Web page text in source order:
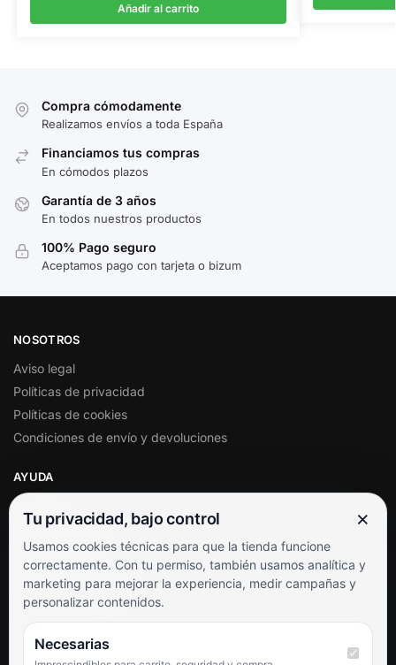
Añadir al carrito
Compra cómodamente
Realizamos envíos a toda España
Financiamos tus compras
En cómodos plazos
Garantía de 3 años
En todos nuestros productos
100% Pago seguro
Aceptamos pago con tarjeta o bizum
NOSOTROS
Aviso legal
Políticas de privacidad
Políticas de cookies
Condiciones de envío y devoluciones
AYUDA
Soporte al cliente
Contacto
Términos y condiciones
Preguntas frecuentes
SÍGUENOS
Tu privacidad, bajo control ×
Usamos cookies técnicas para que la tienda funcione
correctamente. Con tu permiso, también usamos analítica y
marketing para mejorar la experiencia, medir campañas y
personalizar contenidos.
Necesarias